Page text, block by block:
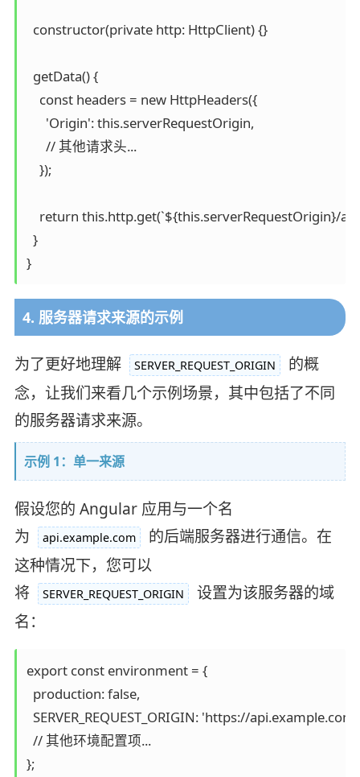
  constructor(private http: HttpClient) {}
  getData() {
    const headers = new HttpHeaders({
      'Origin': this.serverRequestOrigin,
      // 其他请求头...
    });
return this.http.get(`${this.serverRequestOrigin}/
  }
}
4. 服务器请求来源的示例
为了更好地理解 SERVER_REQUEST_ORIGIN
的概
念，让我们来看几个示例场景，其中包括了不同
的服务器请求来源。
示例 1：单一来源
假设您的 Angular 应用与一个名
为
api.example.com
的后端服务器进行通信。在
这种情况下，您可以
将
SERVER_REQUEST_ORIGIN
设置为该服务器的域
名：
export const environment = {
  production: false,
SERVER_REQUEST_ORIGIN: 'https://
  // 其他环境配置项...
};